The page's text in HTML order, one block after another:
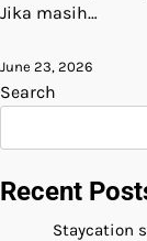
Jika masih…
June 23, 2026
Search
Recent
Staycation